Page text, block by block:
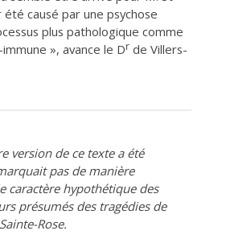
causé par une psychose
plus pathologique comme
», avance le Dr de Villers-
version de ce texte a été
pas de manière
caractère hypothétique des
présumés des tragédies de
Rose.